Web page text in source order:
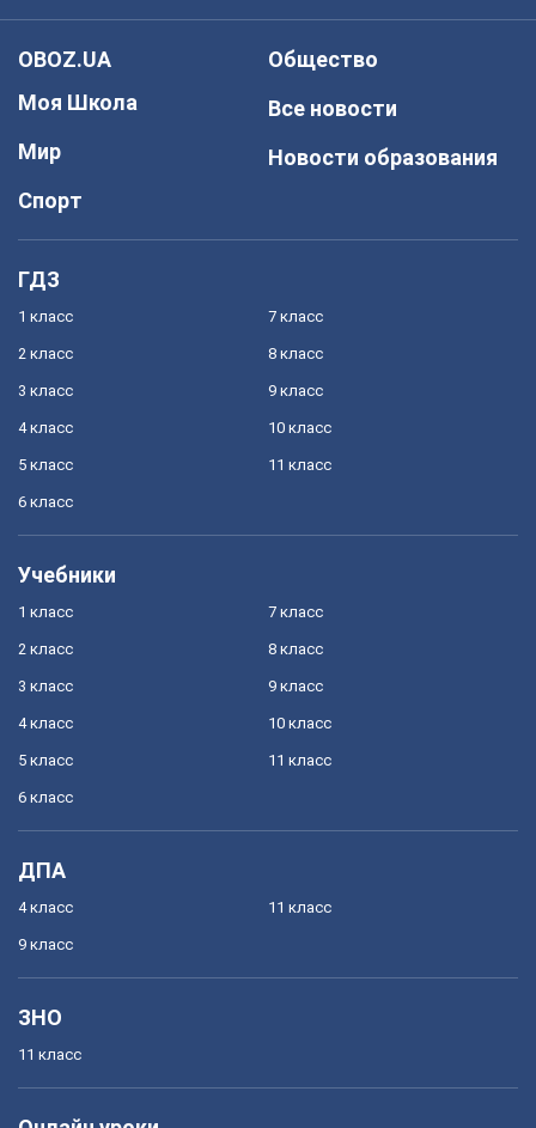
OBOZ.UA
Моя Школа
Мир
Спорт
Общество
Все новости
Новости образования
ГДЗ
1 класс
2 класс
3 класс
4 класс
5 класс
6 класс
7 класс
8 класс
9 класс
10 класс
11 класс
Учебники
1 класс
2 класс
3 класс
4 класс
5 класс
6 класс
7 класс
8 класс
9 класс
10 класс
11 класс
ДПА
4 класс
9 класс
11 класс
ЗНО
11 класс